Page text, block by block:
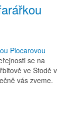
se na
ve Stodě v
vás zveme.